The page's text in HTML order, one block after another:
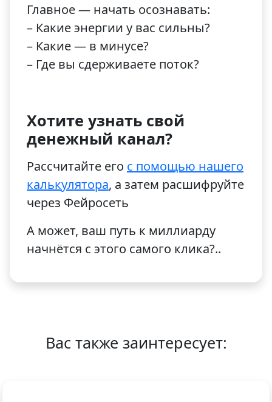
Главное — начать осознавать:
– Какие энергии у вас сильны?
– Какие — в минусе?
– Где вы сдерживаете поток?
Хотите узнать свой
денежный канал?
Рассчитайте его с помощью нашего
калькулятора, а затем расшифруйте
через Фейросеть
А может, ваш путь к миллиарду
начнётся с этого самого клика?..
Вас также заинтересует: